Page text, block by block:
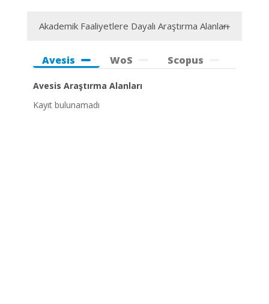
Akademik Faaliyetlere Dayalı Araştırma Alanları
Avesis WoS Scopus
Avesis Araştırma Alanları
Kayıt bulunamadı